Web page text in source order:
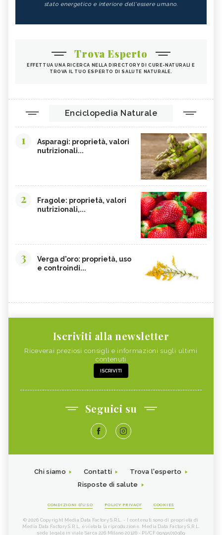
stato energetico e interiore dell'essere umano.
Trova Esperto
EFFETTUA UNA RICERCA NELLA DIRECTORY DI CURE-NATURALI E
TROVA IL TUO ESPERTO DI SALUTE NATURALE.
Enciclopedia Naturale
1
Asparagi: proprietà, valori
nutrizionali...
2
Fragole: proprietà, valori
nutrizionali,...
3
Verga d'oro: proprietà, uso
e controindi...
Iscriviti alla newsletter
Riceverai preziosi consigli e informazioni sugli ultimi
contenuti
ISCRIVITI
Seguici su
Chi siamo Contatti
Trova l'esperto
Risposte di salute
CONDIZIONI D'USO POLICY PRIVACY COOKIES
© 2026 Copyright Media Data Factory S.R.L. - I contenuti sono di proprietà di
Media Data Factory S.R.L, è vietata la riproduzione. Media Data Factory S.R.L.
sede legale in viale Sarca 226 Milano 20126 - PI/CF 09595010969